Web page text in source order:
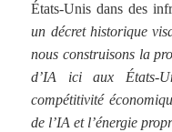
États-Unis dans des
un décret historique
nous construisons la
d’IA ici aux États-
compétitivité
de l’IA et l’énergie